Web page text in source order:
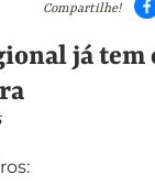
Compartilhe!
já tem